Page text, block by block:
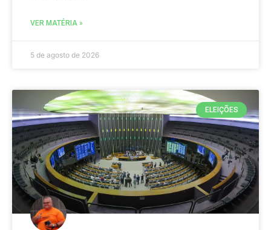
VER MATÉRIA »
5 de agosto de 2026
ELEIÇÕES